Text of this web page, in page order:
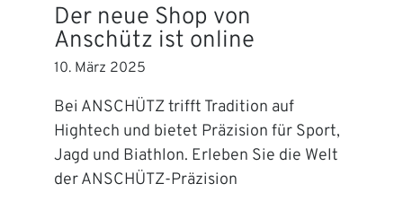
Der neue Shop von
Anschütz ist online
10. März 2025
Bei ANSCHÜTZ trifft Tradition auf
Hightech und bietet Präzision für Sport,
Jagd und Biathlon. Erleben Sie die Welt
der ANSCHÜTZ-Präzision